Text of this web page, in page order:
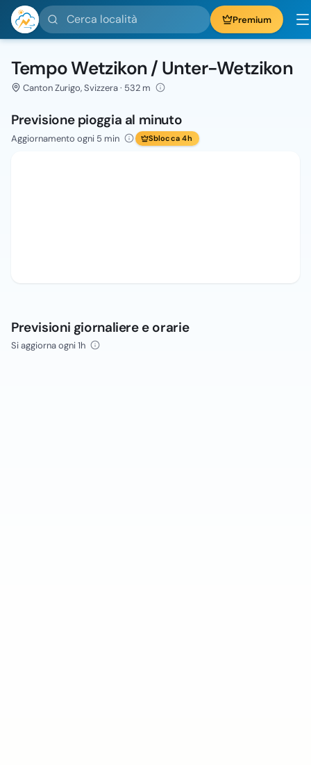
Cerca località Premium
Tempo Wetzikon / Unter-Wetzikon
Canton Zurigo, Svizzera · 532 m
Previsione pioggia al minuto
Aggiornamento ogni 5 min Sblocca 4h
Previsioni giornaliere e orarie
Si aggiorna ogni 1h